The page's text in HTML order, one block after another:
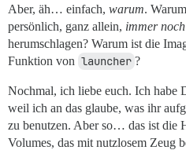
/dev/root         30G
tmpfs            7.7G     0
tmpfs            3.1G  1.1M
tmpfs            5.0M     0
efivarfs         128K  3.6K
/dev/nvme1n1p16  891M
/dev/nvme1n1p15   98M
/dev/nvme0n1      32G
tmpfs            1.6G   12K
overlay           30G  6.9G
Aber, äh… einfach, warum.
persönlich, ganz allein, immer noch
herumschlagen? Warum ist die
Funktion von launcher ?
Nochmal, ich liebe euch. Ich habe
weil ich an das glaube, was ihr
zu benutzen. Aber so… das ist die
Volumes, das mit nutzlosem Zeug